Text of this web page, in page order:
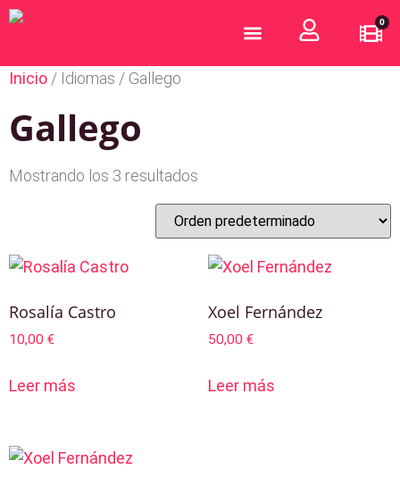
0
Inicio / Idiomas / Gallego
Gallego
Mostrando los 3 resultados
Rosalía Castro
10,00 €
Leer más
Xoel Fernández
50,00 €
Leer más